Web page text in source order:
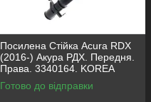
Посилена Стійка Acura RDX
(2016-) Акура РДХ. Передня.
Права. 3340164. KOREA
Аксусс!
Готово до відправки